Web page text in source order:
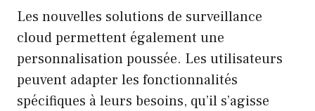
Les nouvelles solutions de surveillance
cloud permettent également une
personnalisation poussée. Les utilisateurs
peuvent adapter les fonctionnalités
spécifiques à leurs besoins, qu’il s’agisse